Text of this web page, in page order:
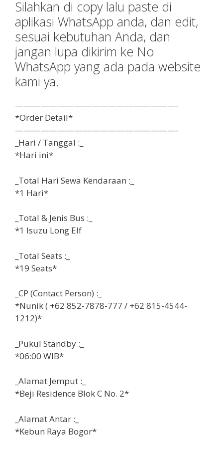
Silahkan di copy lalu paste di
aplikasi WhatsApp anda, dan edit,
sesuai kebutuhan Anda, dan
jangan lupa dikirim ke No
WhatsApp yang ada pada website
kami ya.
———————————————————-
*Order Detail*
———————————————————-
_Hari / Tanggal :_
*Hari ini*
_Total Hari Sewa Kendaraan :_
*1 Hari*
_Total & Jenis Bus :_
*1 Isuzu Long Elf
_Total Seats :_
*19 Seats*
_CP (Contact Person) :_
*Nunik ( +62 852-7878-777 / +62 815-4544-
1212)*
_Pukul Standby :_
*06:00 WIB*
_Alamat Jemput :_
*Beji Residence Blok C No. 2*
_Alamat Antar :_
*Kebun Raya Bogor*